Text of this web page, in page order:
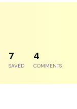
8
SAVED
5
COMMENTS